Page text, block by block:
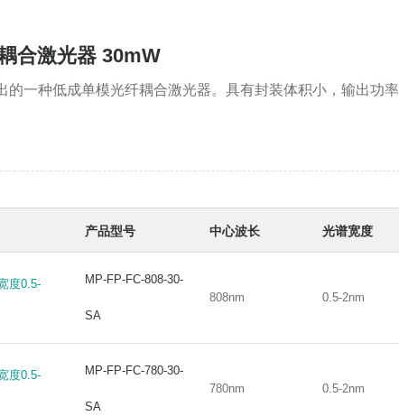
合激光器 30mW
的一种低成单模光纤耦合激光器。具有封装体积小，输出功
产品型号 中心波长 光谱宽度
度0.5-
MP-FP-FC-808-30-
SA
808nm 0.5-2nm
度0.5-
MP-FP-FC-780-30-
SA
780nm 0.5-2nm
度0.5-
MP-FP-FC-808-30-
SA
808nm 0.5-2nm
度0.5-
MP-FP-FC-780-30-
SA
780nm 0.5-2nm